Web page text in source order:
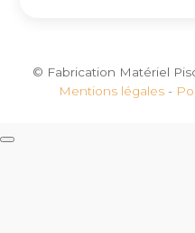
© Fabrication Matériel
Mentions légales -